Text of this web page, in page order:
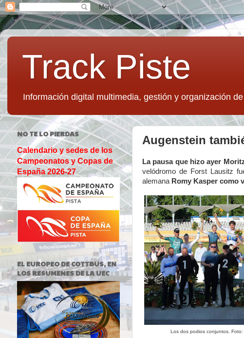
Track Piste
Información digital multimedia, gestión y organización
Augenstein
La pausa que hizo ayer
velódromo de Forst Lausitz
alemana Romy Kasper como
Los dos podios conjuntos.
NO TE LO PIERDAS
Calendario y sedes de los
Campeonatos y Copas de
España 2026-27
EL EUROPEO DE COTTBUS, EN
LOS RESUMENES DE LA UEC